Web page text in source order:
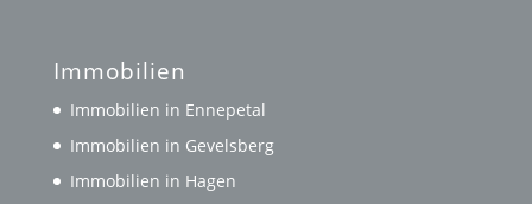
Immobilien
Immobilien in Ennepetal
Immobilien in Gevelsberg
Immobilien in Hagen